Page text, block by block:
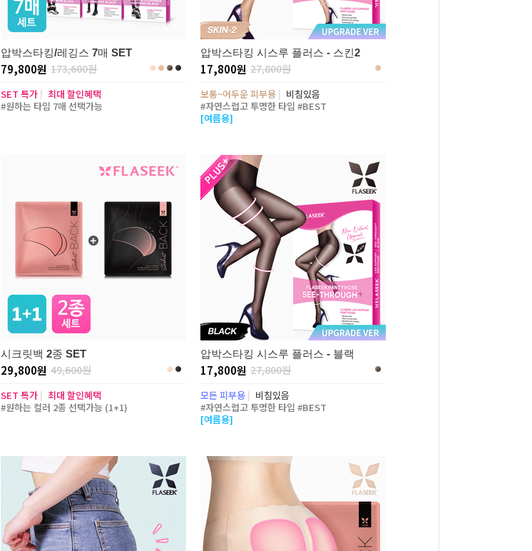
압박스타킹/레깅스 7매 SET
79,800원 173,600원
SET 특가 | 최대 할인혜택
#원하는 타입 7매 선택가능
압박스타킹 시스루 플러스 - 스킨2
17,800원 27,800원
보통~어두운 피부용 | 비침있음
#자연스럽고 투명한 타입 #BEST
[여름용]
시크릿백 2종 SET
29,800원 49,600원
SET 특가 | 최대 할인혜택
#원하는 컬러 2종 선택가능 (1+1)
압박스타킹 시스루 플러스 - 블랙
17,800원 27,800원
모든 피부용 | 비침있음
#자연스럽고 투명한 타입 #BEST
[여름용]